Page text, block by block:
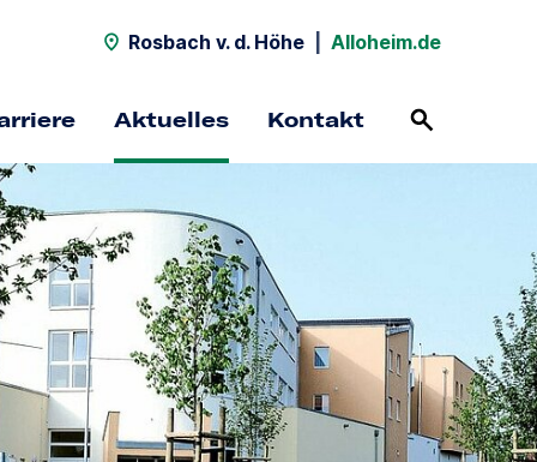
Rosbach v. d. Höhe Alloheim.de
Aktuelles Kontakt